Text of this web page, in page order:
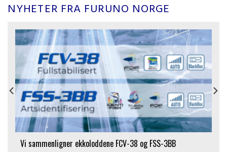
NYHETER FRA FURUNO NORGE
Vi sammenligner ekkoloddene FCV-38 og FSS-3BB